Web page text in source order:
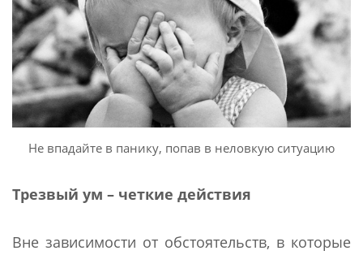
Не впадайте в панику, попав в неловкую ситуацию
Трезвый ум – четкие действия
Вне зависимости от обстоятельств, в которые